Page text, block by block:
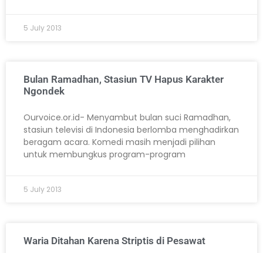
5 July 2013
Bulan Ramadhan, Stasiun TV Hapus Karakter
Ngondek
Ourvoice.or.id- Menyambut bulan suci Ramadhan,
stasiun televisi di Indonesia berlomba menghadirkan
beragam acara. Komedi masih menjadi pilihan
untuk membungkus program-program
5 July 2013
Waria Ditahan Karena Striptis di Pesawat